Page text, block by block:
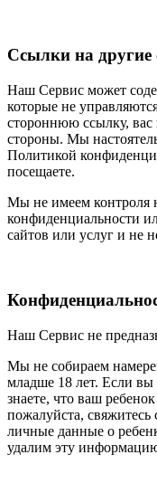
Ссылки на другие
Наш Сервис может
которые не
стороннюю ссылку, вас
стороны. Мы
Политикой
посещаете.
Мы не имеем контроля
конфиденциальности
сайтов или услуг и не
Наш Сервис не
Мы не собираем
младше 18 лет. Если вы
знаете, что ваш
пожалуйста,
личные данные о
удалим эту